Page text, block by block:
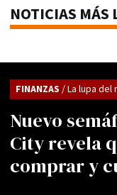
NOTICIAS MÁS
Nuevo
City revela
comprar y
FINANZAS / La lupa del